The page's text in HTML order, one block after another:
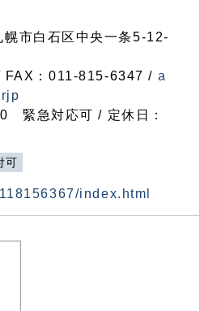
市白石区中央一条5-12-
：011-815-6347 / a
緊急対応可 / 定休日：
可
index.html